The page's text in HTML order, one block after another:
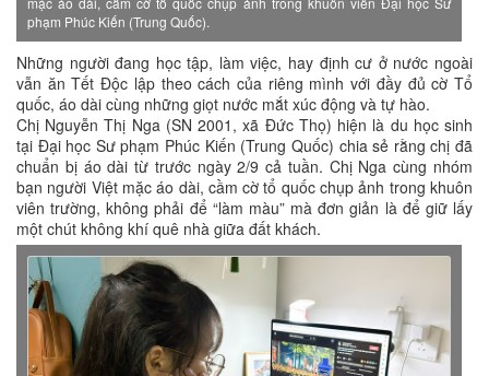
phạm Phúc Kiến (Trung Quốc).
Những người đang học tập, làm việc, hay định cư ở nước ngoài
vẫn ăn Tết Độc lập theo cách của riêng mình với đầy đủ cờ Tổ
quốc, áo dài cùng những giọt nước mắt xúc động và tự hào.
Chị Nguyễn Thị Nga (SN 2001, xã Đức Thọ) hiện là du học sinh
tại Đại học Sư phạm Phúc Kiến (Trung Quốc) chia sẻ rằng chị đã
chuẩn bị áo dài từ trước ngày 2/9 cả tuần. Chị Nga cùng nhóm
bạn người Việt mặc áo dài, cầm cờ tổ quốc chụp ảnh trong khuôn
viên trường, không phải để “làm màu” mà đơn giản là để giữ lấy
một chút không khí quê nhà giữa đất khách.